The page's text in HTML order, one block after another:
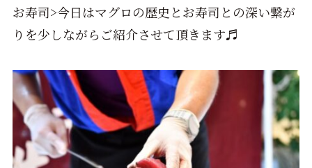
お寿司>今日はマグロの歴史とお寿司との深い繋が
りを少しながらご紹介させて頂きます♬